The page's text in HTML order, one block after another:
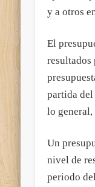
y a otros
El
resultados
partida
lo general,
Un
nivel de
periodo